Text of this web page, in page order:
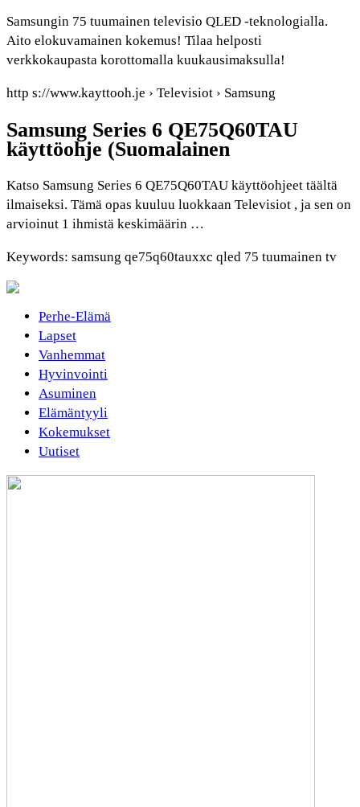
Samsungin 75 tuumainen televisio QLED -teknologialla.
Aito elokuvamainen kokemus! Tilaa helposti
verkkokaupasta korottomalla kuukausimaksulla!
http s://www.kayttooh.je › Televisiot › Samsung
Samsung Series 6 QE75Q60TAU
käyttöohje (Suomalainen
Katso Samsung Series 6 QE75Q60TAU käyttöohjeet täältä
ilmaiseksi. Tämä opas kuuluu luokkaan Televisiot , ja sen on
arvioinut 1 ihmistä keskimäärin …
Keywords: samsung qe75q60tauxxc qled 75 tuumainen tv
Perhe-Elämä
Lapset
Vanhemmat
Hyvinvointi
Asuminen
Elämäntyyli
Kokemukset
Uutiset